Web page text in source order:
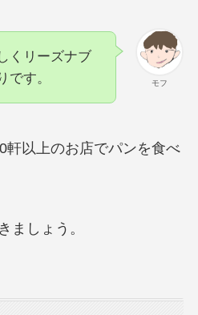
モフ
くリーズナブ
です。
軒以上のお店でパンを食べ
ましょう。